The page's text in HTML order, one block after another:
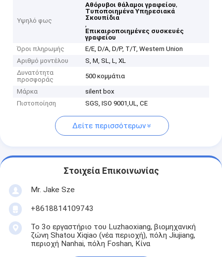
Υψηλό φως
Αθόρυβοι θάλαμοι γραφείου,
Τυποποιημένα Υπηρεσιακά
Σκουπίδια
,
Επικαιροποιημένες συσκευές
γραφείου
Όροι πληρωμής
Ε/Ε, D/A, D/P, T/T, Western Union
Αριθμό μοντέλου
S, M, SL, L, XL
Δυνατότητα
προσφοράς
500 κομμάτια
Μάρκα
silent box
Πιστοποίηση
SGS, ISO 9001,UL, CE
Δείτε περισσότερων
Στοιχεία Επικοινωνίας
Mr. Jake Sze
+8618814109743
Το 3ο εργαστήριο του Luzhaoxiang, βιομηχανική
ζώνη Shatou Xiqiao (νέα περιοχή), πόλη Jiujiang,
περιοχή Nanhai, πόλη Foshan, Κίνα